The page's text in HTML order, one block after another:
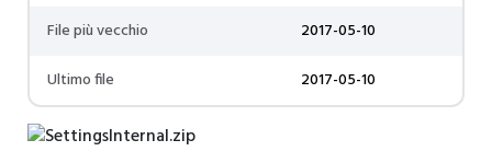
File più vecchio
2017-05-10
Ultimo file
2017-05-10